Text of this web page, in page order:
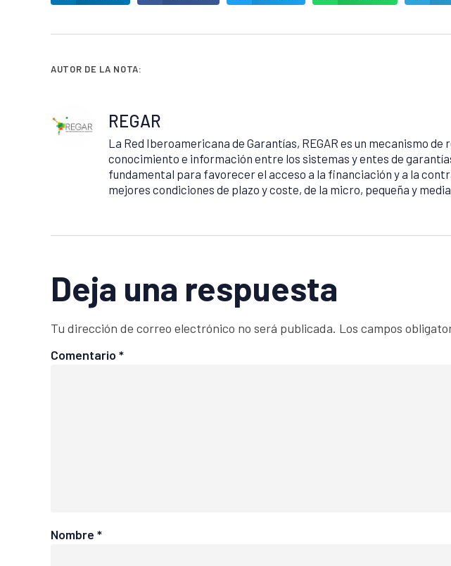
AUTOR DE LA NOTA:
REGAR
La Red Iberoamericana de Garantías, REGAR es un mecanismo de
conocimiento e información entre los sistemas y entes de
fundamental para favorecer el acceso a la financiación y a la
mejores condiciones de plazo y coste, de la micro, pequeña y
Deja una respuesta
Tu dirección de correo electrónico no será publicada. Los campos
Comentario *
Nombre *